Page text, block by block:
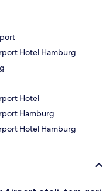
Hotel Hamburg
Hotel
Hamburg
Hotel Hamburg